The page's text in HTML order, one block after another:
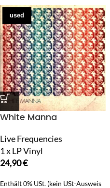
used
White Manna
Live Frequencies
1 x LP Vinyl
24,90€
Enthält 0% USt. (kein USt-Ausweis